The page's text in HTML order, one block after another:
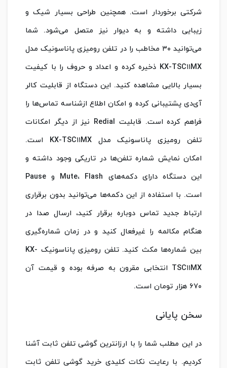
شرکتی برخوردار است. همچنین طراحی بسیار شیک و
زیبایی داشته و به دیوار نیز متصل می‌شود. شما
می‌توانید ۳۰ مخاطب را در تلفن رومیزی پاناسونیک مدل
KX-TSC۱۱MX ذخیره کرده و اعداد و حروف را با کیفیت
بسیار بالایی مشاهده کنید. این دستگاه از قابلیت کالر
آی‌دی پشتیبانی کرده و امکان اطلاع از‌شناسه تماس‌ها را
فراهم کرده است. قابلیت Redial نیز از دیگر امکانات
تلفن رومیزی پاناسونیک مدل KX-TSC۱۱MX است.
امکان نمایش شماره تلفن‌ها در تاریکی وجود داشته و
این دستگاه دارای دکمه‌های Mute، Flash و Pause
است. با استفاده از این دکمه‌ها می‌توانید بدون برقراری
ارتباط جدید تماس دوباره برقرار کنید، ارسال صدا در
هنگام مکالمه را غیرفعال کنید و در زمان شماره‌گیری
بین شماره‌ها مکث کنید. تلفن رومیزی پاناسونیک KX-
TSC۱۱MX انتخابی مقرون به صرفه‌ بوده و قیمت آن
۶۷۰ هزار تومان است.
سخن پایانی
در این مطلب شما را با ارزانترین گوشی تلفن ثابت آشنا
کردیم. با رعایت نکات کلیدی خرید گوشی تلفن ثابت